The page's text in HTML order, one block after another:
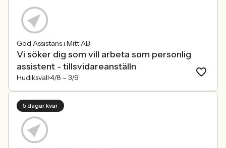
God Assistans i Mitt AB
Vi söker dig som vill arbeta som personlig
assistent - tillsvidareanställn
Hudiksvall4/8 – 3/9
5 dagar kvar